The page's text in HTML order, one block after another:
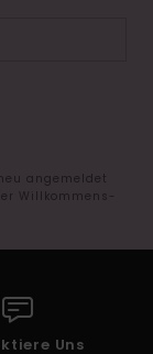
angemeldet
Willkommens-
Uns